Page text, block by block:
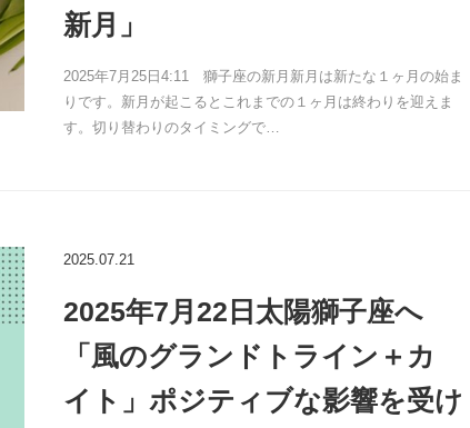
新月」
2025年7月25日4:11 獅子座の新月新月は新たな１ヶ月の始ま
りです。新月が起こるとこれまでの１ヶ月は終わりを迎えま
す。切り替わりのタイミングで…
2025.07.21
2025年7月22日太陽獅子座へ
「風のグランドトライン＋カ
イト」ポジティブな影響を受け